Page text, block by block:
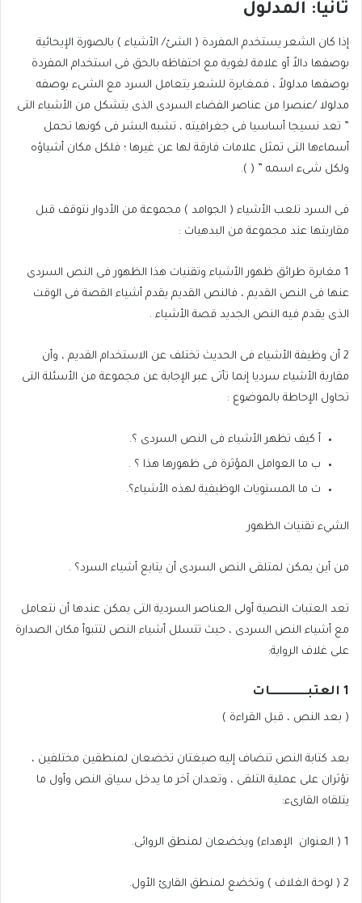
ثانيا: المدلول
إذا كان الشعر يستخدم المفردة ( الشئ/ الأشياء ) بالصورة الإيحائية
بوصفها دالاً أو علامة لغوية مع احتفاظه بالحق فى استخدام المفردة
بوصفها مدلولاً ، فمغايرة للشعر يتعامل السرد مع الشىء بوصفه
مدلولا /عنصرا من عناصر الفضاء السردى الذى يتشكل من الأشياء التى
” تعد نسيجا أساسيا فى جغرافيته ، تشبه البشر فى كونها تحمل
أسماءها التى تمثل علامات فارقة لها عن غيرها ؛ فلكل مكان أشياؤه
ولكل شىء اسمه ” ( ).
فى السرد تلعب الأشياء ( الجوامد ) مجموعة من الأدوار نتوقف قبل
مقاربتها عند مجموعة من البدهيات :
1 مغايرة طرائق ظهور الأشياء وتقنيات هذا الظهور فى النص السردى
عنها فى النص القديم ، فالنص القديم يقدم أشياء القصة فى الوقت
الذى يقدم فيه النص الجديد قصة الأشياء .
2 أن وظيفة الأشياء فى الحديث تختلف عن الاستخدام القديم ، وأن
مقاربة الأشياء سرديا إنما تأتى عبر الإجابة عن مجموعة من الأسئلة التى
تحاول الإحاطة بالموضوع :
أ‌ كيف تظهر الأشياء فى النص السردى ؟.
ب‌ ما العوامل المؤثرة فى ظهورها هذا ؟ .
ت‌ ما المستويات الوظيفية لهذه الأشياء؟.
الشيء تقنيات الظهور
من أين يمكن لمتلقى النص السردى أن يتابع أشياء السرد؟ .
تعد العتبات النصية أولى العناصر السردية التى يمكن عندها أن نتعامل
مع أشياء النص السردى ، حيث تتسلل أشياء النص لتتبوأ مكان الصدارة
على غلاف الرواية:
1 العتبـــــــــــــــات
( بعد النص ، قبل القراءة )
بعد كتابة النص تنضاف إليه صيغتان تخضعان لمنطقين مختلفين ،
تؤثران على عملية التلقى ، وتعدان آخر ما يدخل سياق النص وأول ما
يتلقاه القارىء:
1 ( العنوان الإهداء) ويخضعان لمنطق الروائى.
2 ( لوحة الغلاف ) وتخضع لمنطق القارئ الأول.